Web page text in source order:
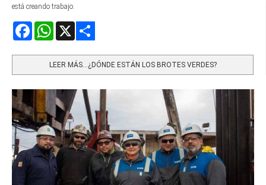
está creando trabajo.
FacebookWhatsApp
LEER MÁS…¿DÓNDE ESTÁN LOS BROTES VERDES?